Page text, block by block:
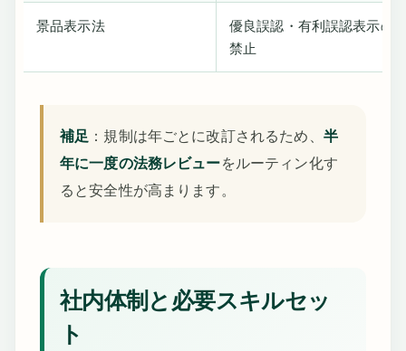
景品表示法
優良誤認・有利誤認表示の
禁止
補足 ：規制は年ごとに改訂されるため、 半
年に一度の法務レビューをルーティン化す
ると安全性が高まります。
社内体制と必要スキルセッ
ト